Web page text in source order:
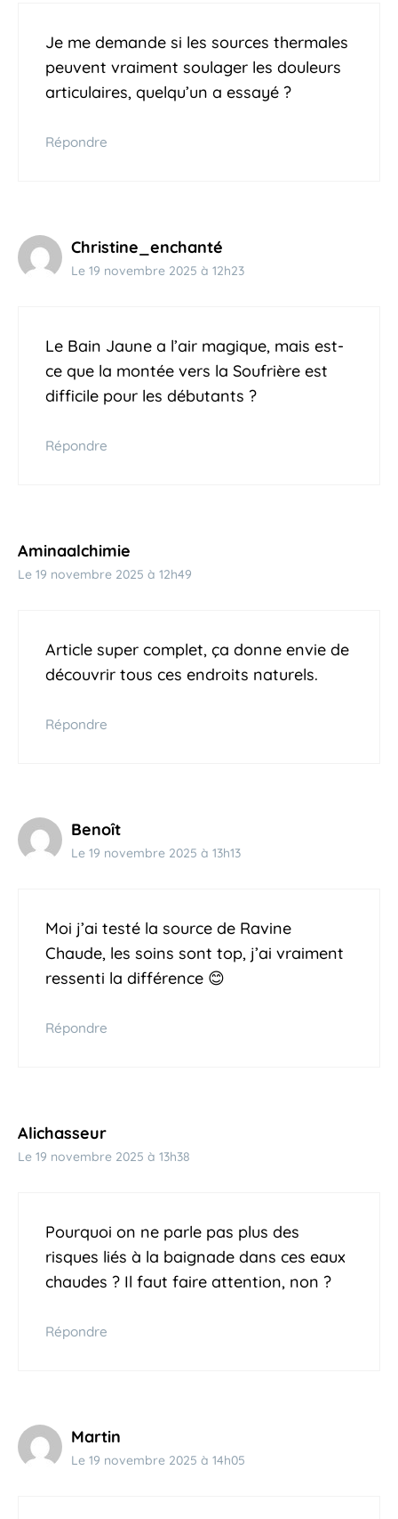
Je me demande si les sources thermales
peuvent vraiment soulager les douleurs
articulaires, quelqu’un a essayé ?
Répondre
Christine_enchanté
Le 19 novembre 2025 à 12h23
Le Bain Jaune a l’air magique, mais est-
ce que la montée vers la Soufrière est
difficile pour les débutants ?
Répondre
Aminaalchimie
Le 19 novembre 2025 à 12h49
Article super complet, ça donne envie de
découvrir tous ces endroits naturels.
Répondre
Benoît
Le 19 novembre 2025 à 13h13
Moi j’ai testé la source de Ravine
Chaude, les soins sont top, j’ai vraiment
ressenti la différence 😊
Répondre
Alichasseur
Le 19 novembre 2025 à 13h38
Pourquoi on ne parle pas plus des
risques liés à la baignade dans ces eaux
chaudes ? Il faut faire attention, non ?
Répondre
Martin
Le 19 novembre 2025 à 14h05